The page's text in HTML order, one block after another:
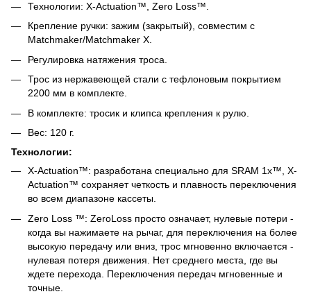
Технологии: X-Actuation™, Zero Loss™.
Крепление ручки: зажим (закрытый), совместим с
Matchmaker/Matchmaker X.
Регулировка натяжения троса.
Трос из нержавеющей стали с тефлоновым покрытием
2200 мм в комплекте.
В комплекте: тросик и клипса крепления к рулю.
Вес: 120 г.
Технологии:
X-Actuation™: разработана специально для SRAM 1x™, X-
Actuation™ сохраняет четкость и плавность переключения
во всем диапазоне кассеты.
Zero Loss ™: ZeroLoss просто означает, нулевые потери -
когда вы нажимаете на рычаг, для переключения на более
высокую передачу или вниз, трос мгновенно включается -
нулевая потеря движения. Нет среднего места, где вы
ждете перехода. Переключения передач мгновенные и
точные.